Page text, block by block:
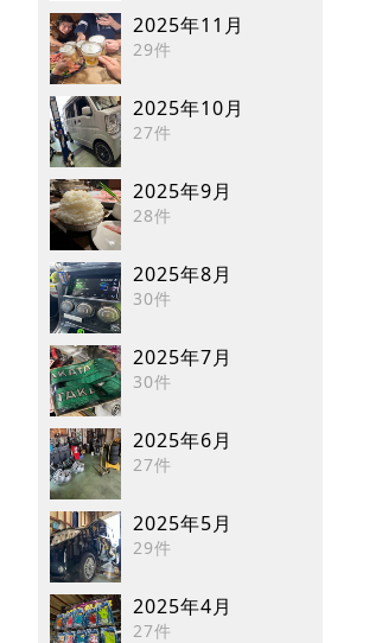
2025年11月
29件
2025年10月
27件
2025年9月
28件
2025年8月
30件
2025年7月
30件
2025年6月
27件
2025年5月
29件
2025年4月
27件